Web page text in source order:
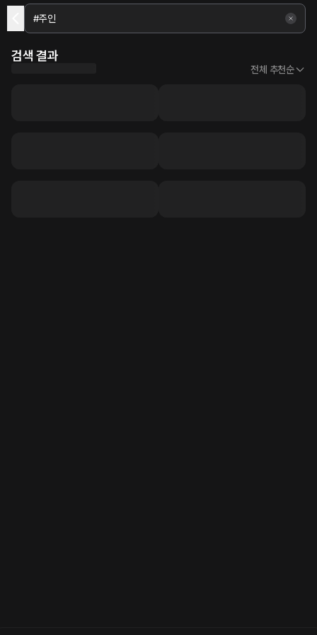
검색 결과
전체 추천순